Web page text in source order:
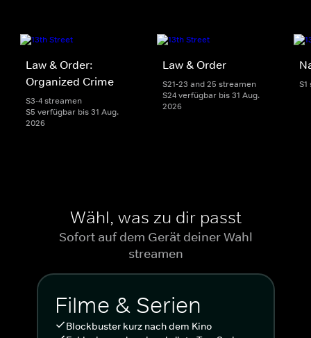
Law & Order:
Organized Crime
S3-4 streamen
S5 verfügbar bis 31 Aug.
2026
Law & Order
S21-23 and 25 streamen
S24 verfügbar bis 31 Aug.
2026
Wähl, was zu dir passt
Sofort auf dem Gerät deiner Wahl
streamen
Filme & Serien
Blockbuster kurz nach dem Kino